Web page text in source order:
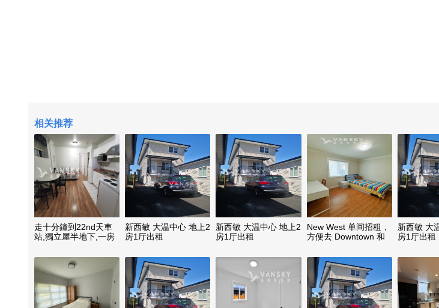
相关推荐
走十分鐘到22nd天車
站,獨立屋半地下,一房
出,交通便利
新西敏 大温中心 地上2
房1厅出租
新西敏 大温中心 地上2
房1厅出租
New West 单间招租，
方便去 Downtown 和
新西敏 大
房1厅出租